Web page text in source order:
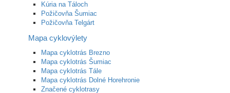
Kúria na Táloch
Požičovňa Šumiac
Požičovňa Telgárt
Mapa cyklovýlety
Mapa cyklotrás Brezno
Mapa cyklotrás Šumiac
Mapa cyklotrás Tále
Mapa cyklotrás Dolné Horehronie
Značené cyklotrasy